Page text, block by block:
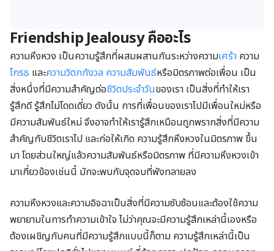
Friendship Jealousyคืออะไร
ความหึงหวง เป็นความรู้สึกที่ผสมผสานกันระหว่างความเศร้า ความ
โกรธ และความวิตกกังวล ความสัมพันธ์หรือมิตรภาพต่อเพื่อน เป็น
สิ่งหนึ่งที่มีความสำคัญต่อชีวิตประจำวันของเรา เป็นสิ่งที่ทำให้เรา
รู้สึกดี รู้สึกไม่โดดเดี่ยว ดังนั้น การที่เพื่อนของเราไปมีเพื่อนใหม่หรือ
มีความสัมพันธ์ใหม่ จึงอาจทำให้เรารู้สึกเหมือนถูกพรากสิ่งที่มีความ
สำคัญกับชีวิตเราไป และก่อให้เกิด ความรู้สึกหึงหวงในมิตรภาพ ขึ้น
มา โดยส่วนใหญ่แล้วความสัมพันธ์หรือมิตรภาพ ที่มีความหึงหวงเข้า
มาเกี่ยวข้องเช่นนี้ มักจะพบกับจุดจบที่พังทลายลง
ความหึงหวงและความอิจฉาเป็นสิ่งที่มีความซับซ้อนและต้องใช้ความ
พยายามในการทำความเข้าใจ ไม่ว่าคุณจะมีความรู้สึกเหล่านี้เองหรือ
ต้องเผชิญกับคนที่มีความรู้สึกแบบนี้ก็ตาม ความรู้สึกเหล่านี้เป็น